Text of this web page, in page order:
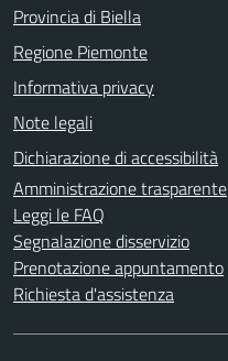
Provincia di Biella
Regione Piemonte
Informativa privacy
Note legali
Dichiarazione di accessibilità
Amministrazione trasparente
Leggi le FAQ
Segnalazione disservizio
Prenotazione appuntamento
Richiesta d'assistenza